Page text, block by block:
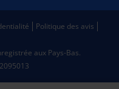
aux Pays-Bas.
Politique des avis